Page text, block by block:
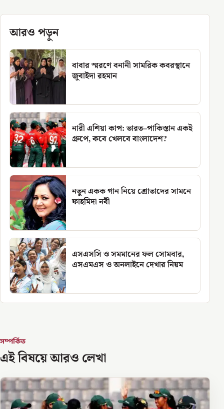
আরও পড়ুন
বাবার স্মরণে বনানী সামরিক কবরস্থানে
জুবাইদা রহমান
নারী এশিয়া কাপ: ভারত–পাকিস্তান একই
গ্রুপে, কবে খেলবে বাংলাদেশ?
নতুন একক গান নিয়ে শ্রোতাদের সামনে
ফাহমিদা নবী
এসএসসি ও সমমানের ফল সোমবার,
এসএমএস ও অনলাইনে দেখার নিয়ম
সম্পর্কিত
এই বিষয়ে আরও লেখা